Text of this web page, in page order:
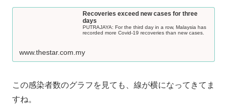
Recoveries exceed new cases for three
days
PUTRAJAYA: For the third day in a row, Malaysia has
recorded more Covid-19 recoveries than new cases.
www.thestar.com.my
この感染者数のグラフを見ても、線が横になってきてま
すね。